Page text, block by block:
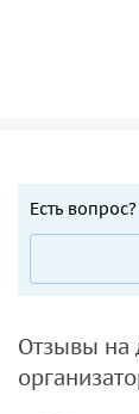
Есть
Отзывы на